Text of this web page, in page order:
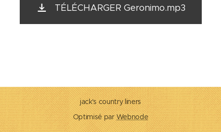
TÉLÉCHARGER Geronimo.mp3
jack's country liners
Optimisé parWebnode